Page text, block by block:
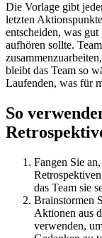
Die Vorlage gibt
letzten
entscheiden, was
aufhören sollte.
bleibt das Team so
Laufenden, was für
So
Fangen Sie
das Team sie
Brainstormen
Aktionen aus
verwenden,